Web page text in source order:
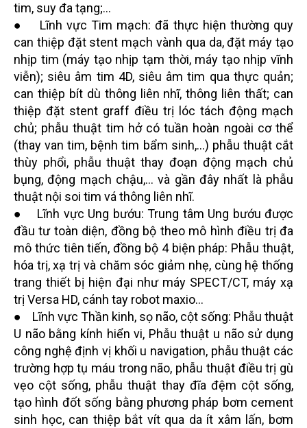
tim, suy đa tạng;...
● Lĩnh vực Tim mạch: đã thực hiện thường quy
can thiệp đặt stent mạch vành qua da, đặt máy tạo
nhịp tim (máy tạo nhịp tạm thời, máy tạo nhịp vĩnh
viễn); siêu âm tim 4D, siêu âm tim qua thực quản;
can thiệp bít dù thông liên nhĩ, thông liên thất; can
thiệp đặt stent graff điều trị lóc tách động mạch
chủ; phẫu thuật tim hở có tuần hoàn ngoài cơ thể
(thay van tim, bệnh tim bẩm sinh,...) phẫu thuật cắt
thùy phổi, phẫu thuật thay đoạn động mạch chủ
bụng, động mạch chậu,... và gần đây nhất là phẫu
thuật nội soi tim vá thông liên nhĩ.
● Lĩnh vực Ung bướu: Trung tâm Ung bướu được
đầu tư toàn diện, đồng bộ theo mô hình điều trị đa
mô thức tiên tiến, đồng bộ 4 biện pháp: Phẫu thuật,
hóa trị, xạ trị và chăm sóc giảm nhẹ, cùng hệ thống
trang thiết bị hiện đại như máy SPECT/CT, máy xạ
trị Versa HD, cánh tay robot maxio…
● Lĩnh vực Thần kinh, sọ não, cột sống: Phẫu thuật
U não bằng kính hiển vi, Phẫu thuật u não sử dụng
công nghệ định vị khối u navigation, phẫu thuật các
trường hợp tụ máu trong não, phẫu thuật điều trị gù
vẹo cột sống, phẫu thuật thay đĩa đệm cột sống,
tạo hình đốt sống bằng phương pháp bơm cement
sinh học, can thiệp bắt vít qua da ít xâm lấn, bơm